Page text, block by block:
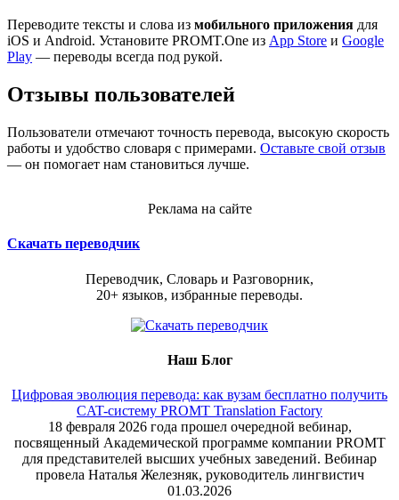
Переводите тексты и слова из мобильного приложения для
iOS и Android. Установите PROMT.One из App Store и Google
Play — переводы всегда под рукой.
Отзывы пользователей
Пользователи отмечают точность перевода, высокую скорость
работы и удобство словаря с примерами. Оставьте свой отзыв
— он помогает нам становиться лучше.
Реклама на сайте
Скачать переводчик
Переводчик, Словарь и Разговорник,
20+ языков, избранные переводы.
Наш Блог
Цифровая эволюция перевода: как вузам бесплатно получить
CAT-систему PROMT Translation Factory
18 февраля 2026 года прошел очередной вебинар,
посвященный Академической программе компании PROMT
для представителей высших учебных заведений. Вебинар
провела Наталья Железняк, руководитель лингвистич
01.03.2026